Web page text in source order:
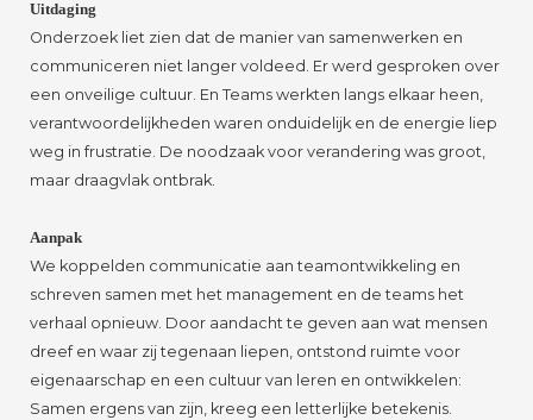
Uitdaging
Onderzoek liet zien dat de manier van samenwerken en
communiceren niet langer voldeed. Er werd gesproken over
een onveilige cultuur. En Teams werkten langs elkaar heen,
verantwoordelijkheden waren onduidelijk en de energie liep
weg in frustratie. De noodzaak voor verandering was groot,
maar draagvlak ontbrak.
Aanpak
We koppelden communicatie aan teamontwikkeling en
schreven samen met het management en de teams het
verhaal opnieuw. Door aandacht te geven aan wat mensen
dreef en waar zij tegenaan liepen, ontstond ruimte voor
eigenaarschap en een cultuur van leren en ontwikkelen:
Samen ergens van zijn, kreeg een letterlijke betekenis.